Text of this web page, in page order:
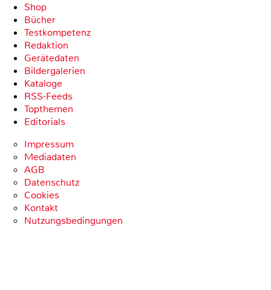
Shop
Bücher
Testkompetenz
Redaktion
Gerätedaten
Bildergalerien
Kataloge
RSS-Feeds
Topthemen
Editorials
Impressum
Mediadaten
AGB
Datenschutz
Cookies
Kontakt
Nutzungsbedingungen